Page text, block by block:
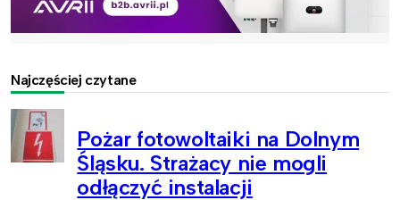
Najczęściej czytane
Pożar fotowoltaiki na Dolnym
Śląsku. Strażacy nie mogli
odłączyć instalacji